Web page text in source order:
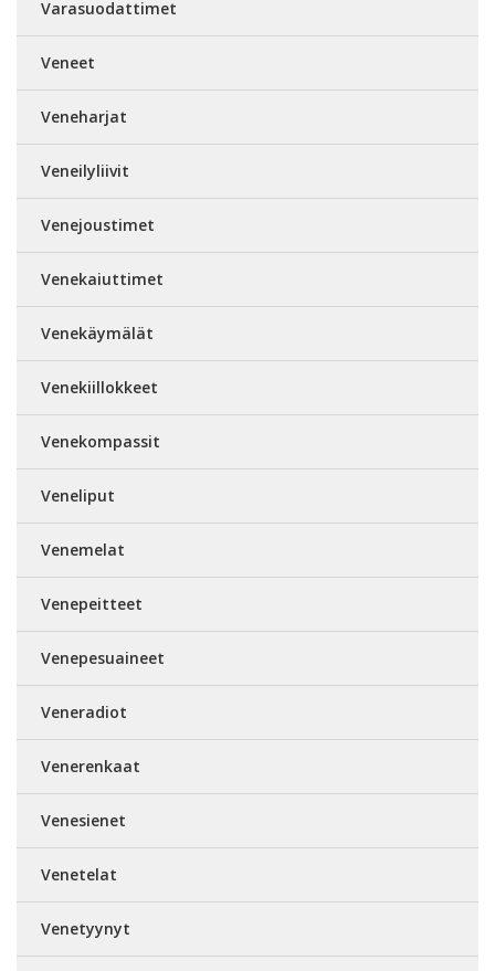
Varasuodattimet
Veneet
Veneharjat
Veneilyliivit
Venejoustimet
Venekaiuttimet
Venekäymälät
Venekiillokkeet
Venekompassit
Veneliput
Venemelat
Venepeitteet
Venepesuaineet
Veneradiot
Venerenkaat
Venesienet
Venetelat
Venetyynyt